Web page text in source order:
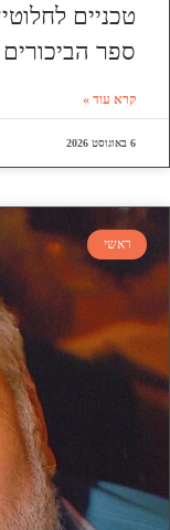
טכניים
ספר
קרא עוד »
6 באוגוסט 2026
ראשי